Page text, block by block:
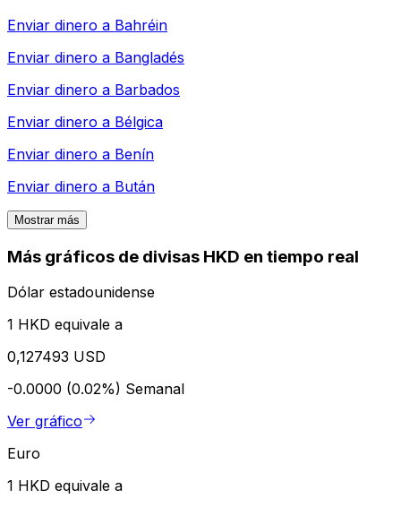
Enviar dinero a Bahréin
Enviar dinero a Bangladés
Enviar dinero a Barbados
Enviar dinero a Bélgica
Enviar dinero a Benín
Enviar dinero a Bután
Mostrar más
Más gráficos de divisas HKD en tiempo real
Dólar estadounidense
1 HKD equivale a
0,127493 USD
-0.0000 (0.02%) Semanal
Ver gráfico
Euro
1 HKD equivale a